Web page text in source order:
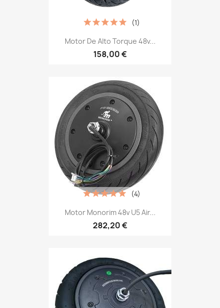
Motor De Alto Torque 48v...
158,00 €
(1)
Motor Monorim 48v U5 Air...
282,20 €
(4)